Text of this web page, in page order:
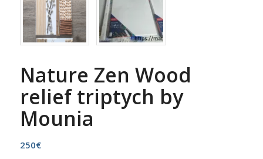
Nature Zen Wood
relief triptych by
Mounia
250€